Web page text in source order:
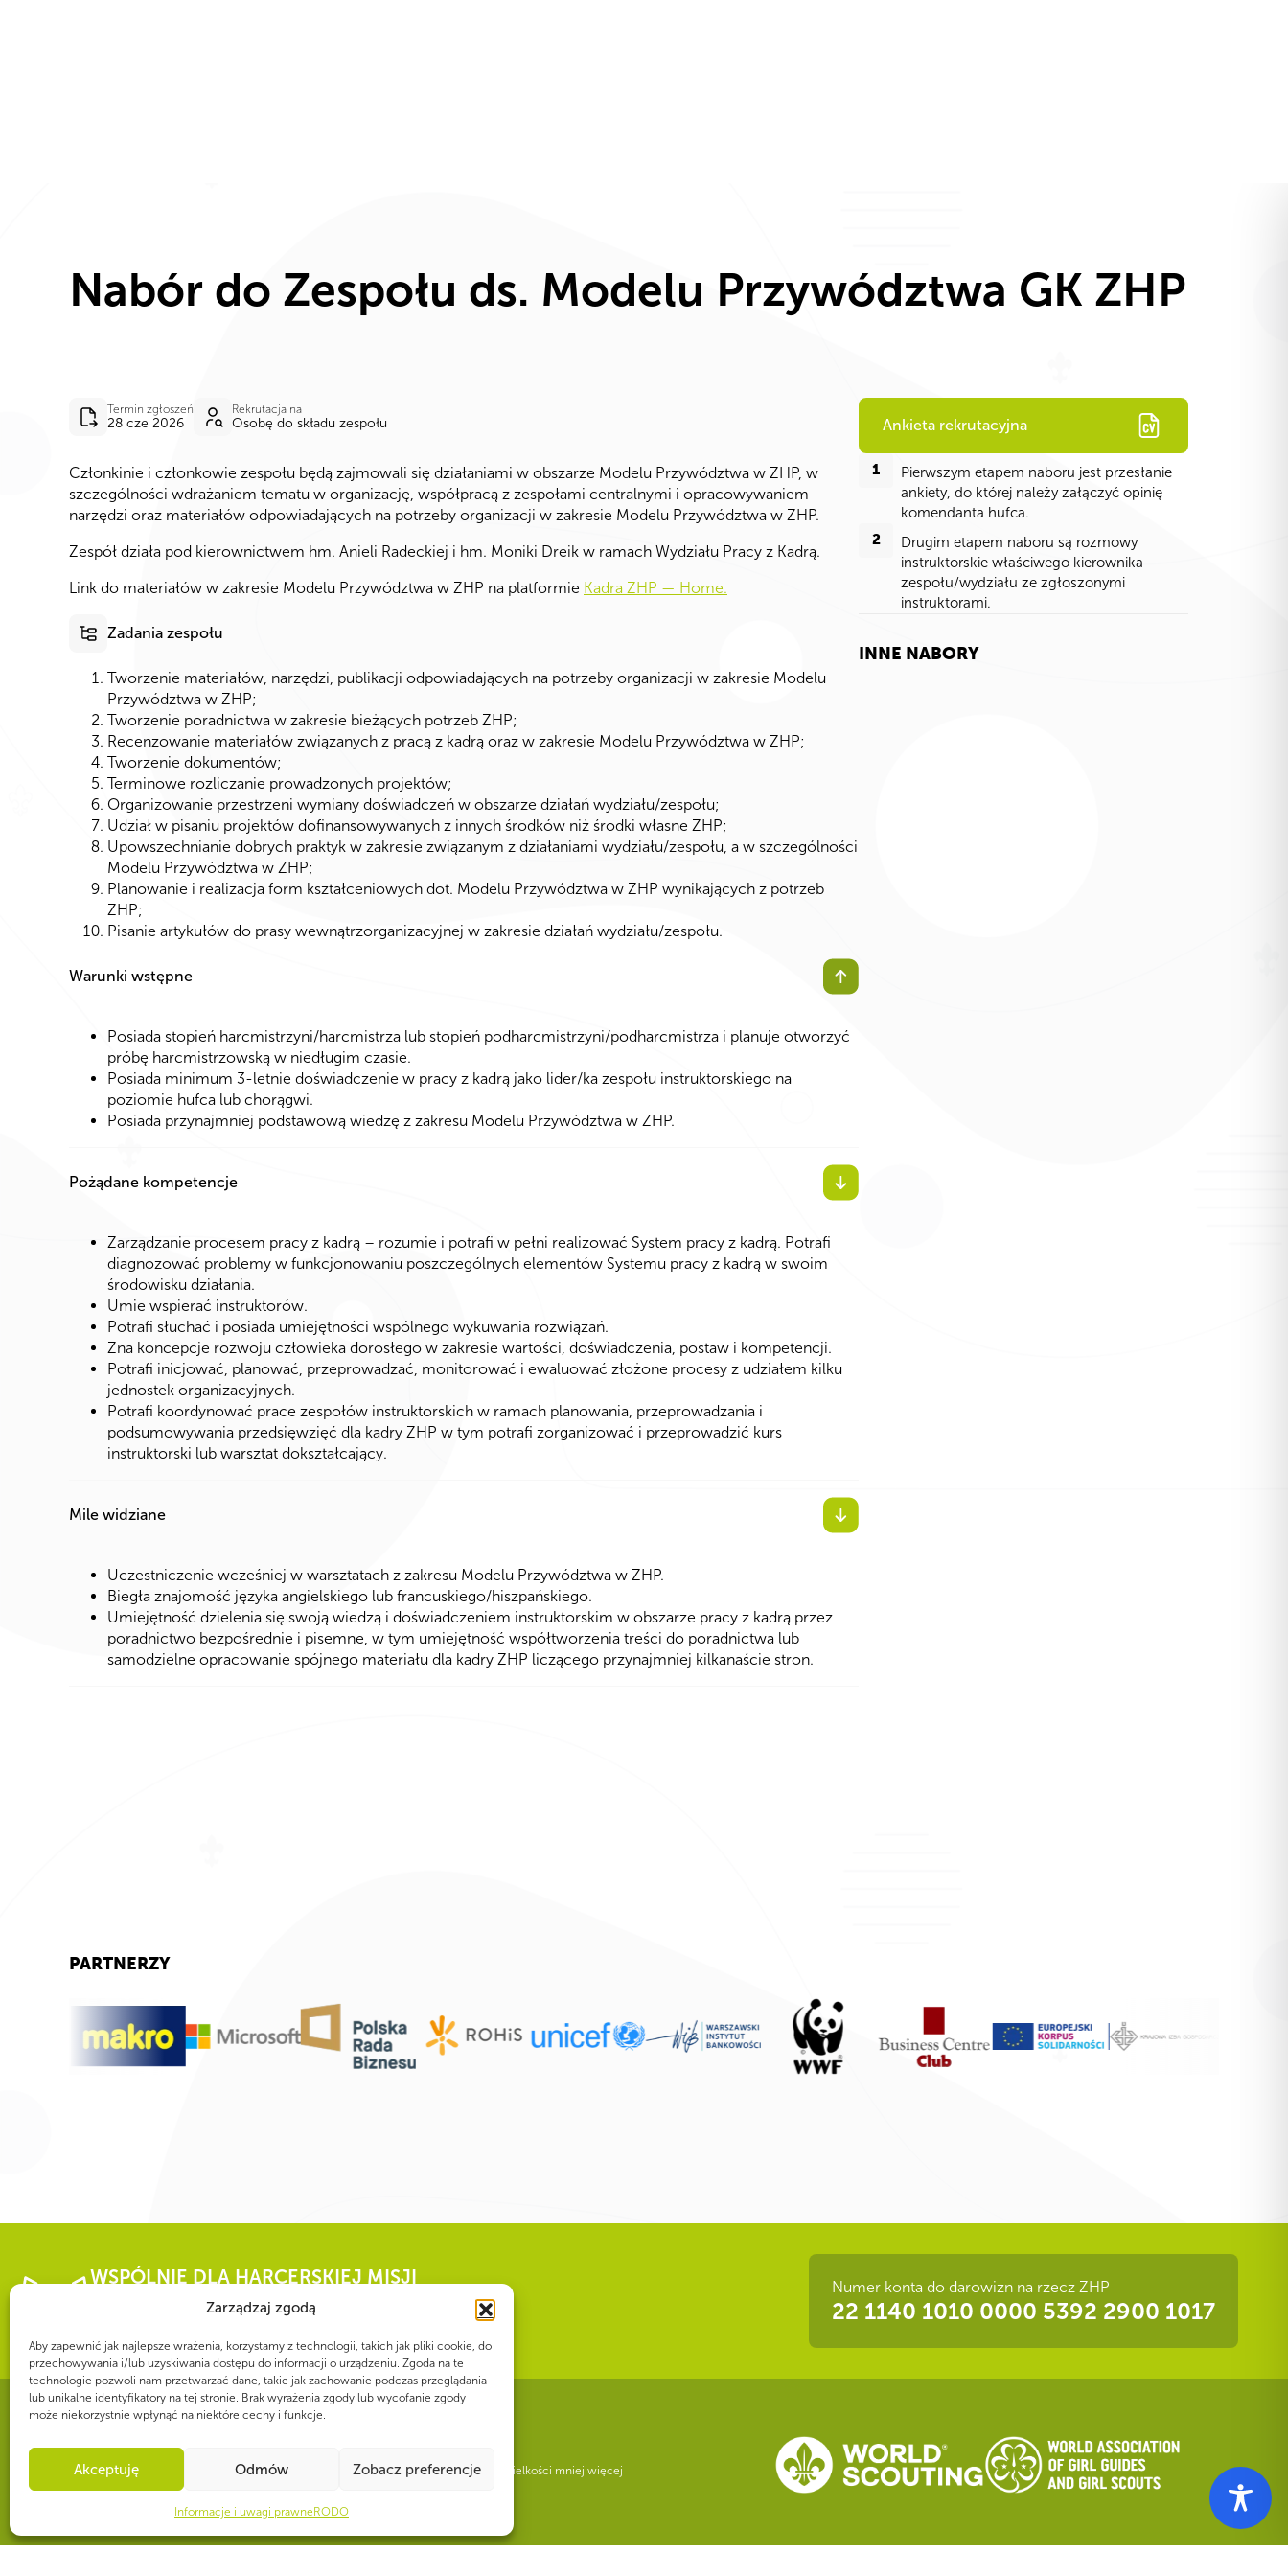
Akceptuję Odmów Zobacz preferencje
Nabór do Zespołu ds. Modelu Przywództwa GK ZHP
Termin zgłoszeń
28 cze 2026
Rekrutacja na
Osobę do składu zespołu
Członkinie i członkowie zespołu będą zajmowali się działaniami w obszarze Modelu Przywództwa w ZHP, w
szczególności wdrażaniem tematu w organizację, współpracą z zespołami centralnymi i opracowywaniem
narzędzi oraz materiałów odpowiadających na potrzeby organizacji w zakresie Modelu Przywództwa w ZHP.
Zespół działa pod kierownictwem hm. Anieli Radeckiej i hm. Moniki Dreik w ramach Wydziału Pracy z Kadrą.
Link do materiałów w zakresie Modelu Przywództwa w ZHP na platformie Kadra ZHP — Home.
Zadania zespołu
Tworzenie materiałów, narzędzi, publikacji odpowiadających na potrzeby organizacji w zakresie Modelu
Przywództwa w ZHP;
Tworzenie poradnictwa w zakresie bieżących potrzeb ZHP;
Recenzowanie materiałów związanych z pracą z kadrą oraz w zakresie Modelu Przywództwa w ZHP;
Tworzenie dokumentów;
Terminowe rozliczanie prowadzonych projektów;
Organizowanie przestrzeni wymiany doświadczeń w obszarze działań wydziału/zespołu;
Udział w pisaniu projektów dofinansowywanych z innych środków niż środki własne ZHP;
Upowszechnianie dobrych praktyk w zakresie związanym z działaniami wydziału/zespołu, a w szczególności
Modelu Przywództwa w ZHP;
Planowanie i realizacja form kształceniowych dot. Modelu Przywództwa w ZHP wynikających z potrzeb
ZHP;
Pisanie artykułów do prasy wewnątrzorganizacyjnej w zakresie działań wydziału/zespołu.
Warunki wstępne
Posiada stopień harcmistrzyni/harcmistrza lub stopień podharcmistrzyni/podharcmistrza i planuje otworzyć
próbę harcmistrzowską w niedługim czasie.
Posiada minimum 3-letnie doświadczenie w pracy z kadrą jako lider/ka zespołu instruktorskiego na
poziomie hufca lub chorągwi.
Posiada przynajmniej podstawową wiedzę z zakresu Modelu Przywództwa w ZHP.
Pożądane kompetencje
Zarządzanie procesem pracy z kadrą – rozumie i potrafi w pełni realizować System pracy z kadrą. Potrafi
diagnozować problemy w funkcjonowaniu poszczególnych elementów Systemu pracy z kadrą w swoim
środowisku działania.
Umie wspierać instruktorów.
Potrafi słuchać i posiada umiejętności wspólnego wykuwania rozwiązań.
Zna koncepcje rozwoju człowieka dorosłego w zakresie wartości, doświadczenia, postaw i kompetencji.
Potrafi inicjować, planować, przeprowadzać, monitorować i ewaluować złożone procesy z udziałem kilku
jednostek organizacyjnych.
Potrafi koordynować prace zespołów instruktorskich w ramach planowania, przeprowadzania i
podsumowywania przedsięwzięć dla kadry ZHP w tym potrafi zorganizować i przeprowadzić kurs
instruktorski lub warsztat dokształcający.
Mile widziane
Uczestniczenie wcześniej w warsztatach z zakresu Modelu Przywództwa w ZHP.
Biegła znajomość języka angielskiego lub francuskiego/hiszpańskiego.
Umiejętność dzielenia się swoją wiedzą i doświadczeniem instruktorskim w obszarze pracy z kadrą przez
poradnictwo bezpośrednie i pisemne, w tym umiejętność współtworzenia treści do poradnictwa lub
samodzielne opracowanie spójnego materiału dla kadry ZHP liczącego przynajmniej kilkanaście stron.
Ankieta rekrutacyjna
1
Pierwszym etapem naboru jest przesłanie
ankiety, do której należy załączyć opinię
komendanta hufca.
2
Drugim etapem naboru są rozmowy
instruktorskie właściwego kierownika
zespołu/wydziału ze zgłoszonymi
instruktorami.
INNE NABORY
PARTNERZY
WSPÓLNIE DLA HARCERSKIEJ MISJI
Twoje wsparcie, nasza siła!
Numer konta do darowizn na rzecz ZHP
22 1140 1010 0000 5392 2900 1017
Gdyby wszystkie harcerki i harcerze ZHP zamieszkali w jednym mieście, byłoby ono wielkości mniej więcej
Gorzowa Wielkopolskiego.